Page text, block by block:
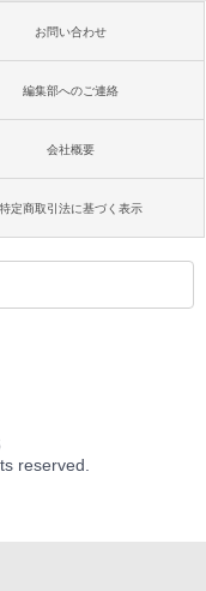
お問い合わせ
編集部へのご連絡
会社概要
特定商取引法に基づく表示
reserved.